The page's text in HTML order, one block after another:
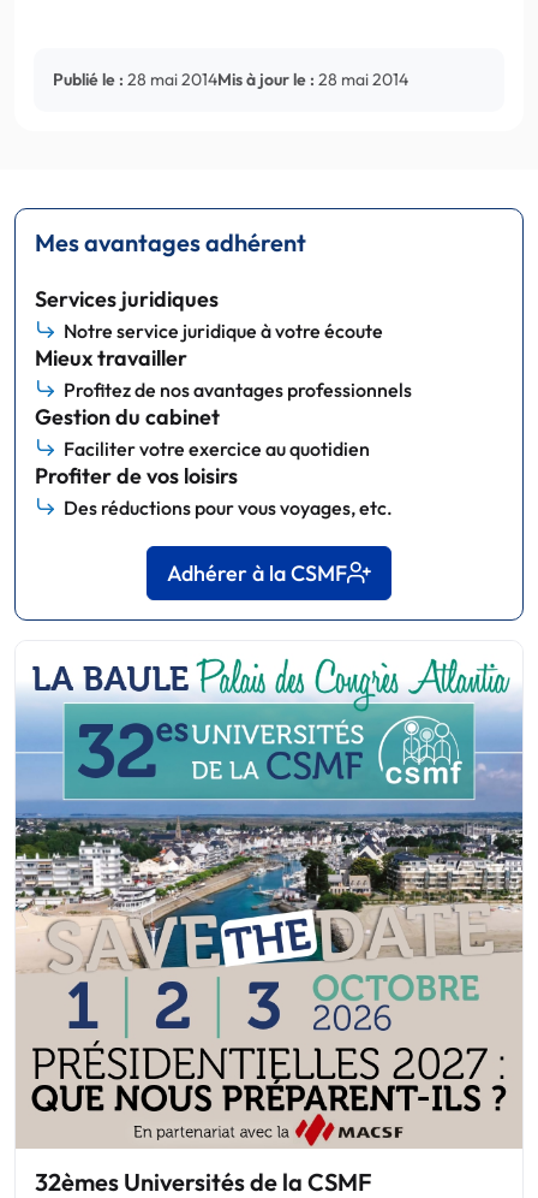
Publié le : 28 mai 2014Mis à jour le : 28 mai 2014
Mes avantages adhérent
Services juridiques
Notre service juridique à votre écoute
Mieux travailler
Profitez de nos avantages professionnels
Gestion du cabinet
Faciliter votre exercice au quotidien
Profiter de vos loisirs
Des réductions pour vous voyages, etc.
Adhérer à la CSMF
32èmes Universités de la CSMF